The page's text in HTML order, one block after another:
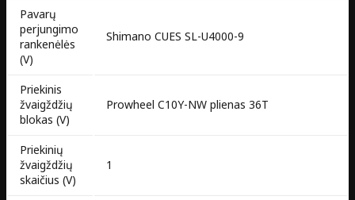
Pavarų
perjungimo
rankenėlės
(V)
Shimano CUES SL-U4000-9
Priekinis
žvaigždžių
blokas (V)
Prowheel C10Y-NW plienas 36T
Priekinių
žvaigždžių
skaičius (V)
1